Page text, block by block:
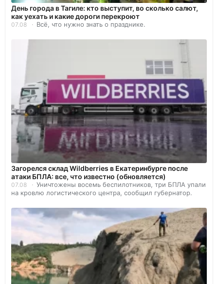
День города в Тагиле: кто выступит, во сколько салют,
как уехать и какие дороги перекроют
07.08 Всё, что нужно знать о празднике.
Загорелся склад Wildberries в Екатеринбурге после
атаки БПЛА: все, что известно (обновляется)
07.08
Уничтожены восемь беспилотников, три БПЛА упали
на кровлю логистического центра, сообщил губернатор.